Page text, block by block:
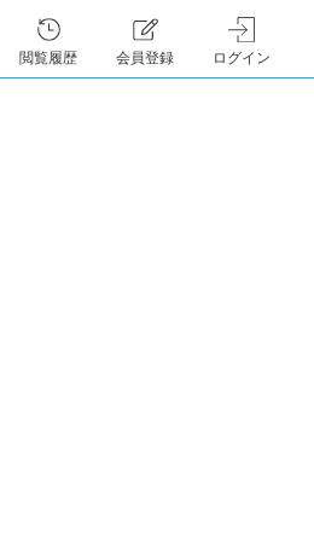
閲覧履歴 会員登録 ログイン